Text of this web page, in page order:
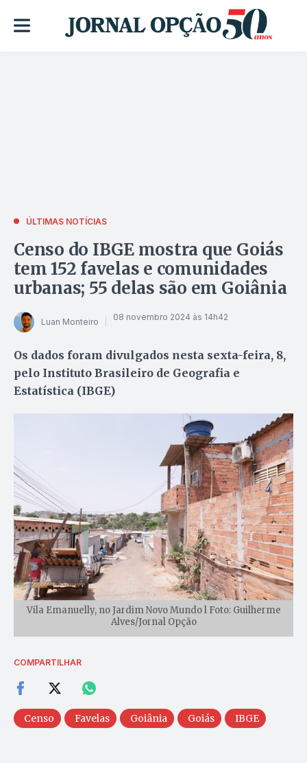
ÚLTIMAS NOTÍCIAS
Censo do IBGE mostra que Goiás
tem 152 favelas e comunidades
urbanas; 55 delas são em Goiânia
Luan Monteiro 08 novembro 2024 às 14h42
Os dados foram divulgados nesta sexta-feira, 8,
pelo Instituto Brasileiro de Geografia e
Estatística (IBGE)
Vila Emanuelly, no Jardim Novo Mundo l Foto: Guilherme
Alves/Jornal Opção
COMPARTILHAR
Censo Favelas Goiânia Goiás IBGE